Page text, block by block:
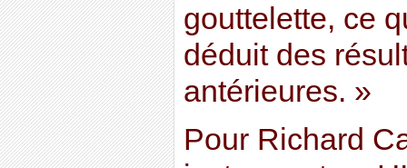
gouttelette, ce
déduit des
antérieures. »
Pour Richard